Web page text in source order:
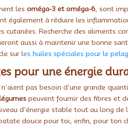
lesoméga-3 et oméga-6 , sont
également à réduire les
cutanées. Recherche des aliments
aussi à maintenir une bonne
sur les huiles spéciales pour le
pour une énergie
pas besoin d’une grande
peuvent fournir des fibres et
d’énergie stable tout au long de
douce pour toi, enfin, pour ton